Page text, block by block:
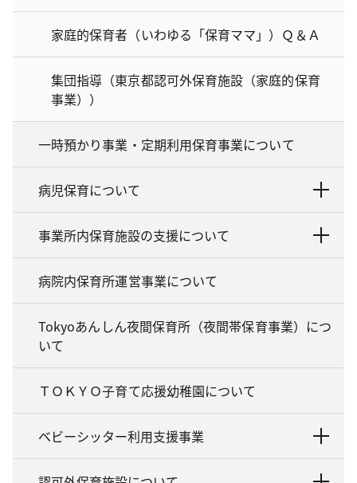
家庭的保育者（いわゆる「保育ママ」）Ｑ＆Ａ
集団指導（東京都認可外保育施設（家庭的保育
事業））
一時預かり事業・定期利用保育事業について
病児保育について
事業所内保育施設の支援について
病院内保育所運営事業について
Tokyoあんしん夜間保育所（夜間帯保育事業）につ
いて
ＴＯＫＹＯ子育て応援幼稚園について
ベビーシッター利用支援事業